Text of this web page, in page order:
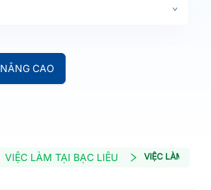
NÂNG CAO
VIỆC LÀM TẠI BẠC LIÊU VIỆC LÀM BẤT